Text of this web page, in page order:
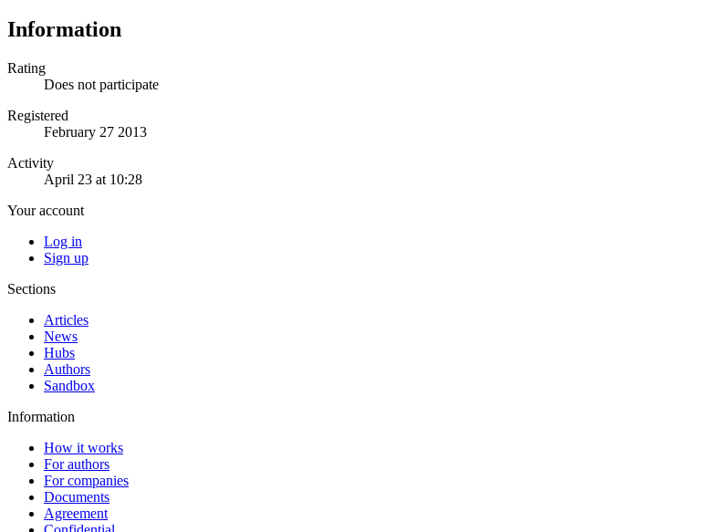
Information
Rating
Does not participate
Registered
February 27 2013
Activity
April 23 at 10:28
Your account
Log in
Sign up
Sections
Articles
News
Hubs
Authors
Sandbox
Information
How it works
For authors
For companies
Documents
Agreement